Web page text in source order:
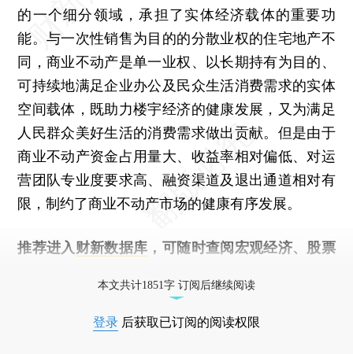
的一个细分领域，承担了实体经济载体的重要功
能。与一次性销售为目的的分散业权的住宅地产不
同，商业不动产是单一业权、以长期持有为目的、
可持续地满足企业办公及民众生活消费需求的实体
空间载体，既助力楼宇经济的健康发展，又为满足
人民群众美好生活的消费需求做出贡献。但是由于
商业不动产资金占用量大、收益率相对偏低、对运
营团队专业度要求高、融资渠道及退出通道相对有
限，制约了商业不动产市场的健康有序发展。
推荐进入 财新数据库 ，可随时查阅宏观经济、股票
本文共计1851字 订阅后继续阅读
登录 后获取已订阅的阅读权限